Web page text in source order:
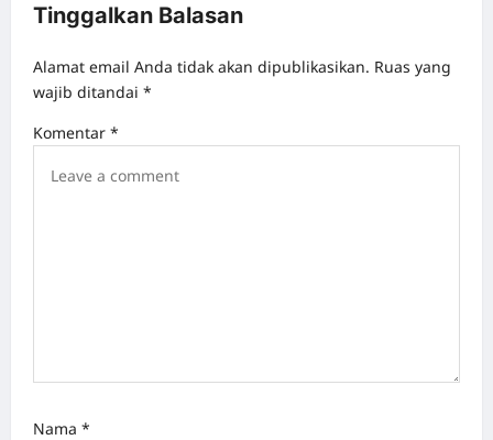
g
a
t
Tinggalkan Balasan
Alamat email Anda tidak akan dipublikasikan. Ruas yang
wajib ditandai *
Komentar *
Nama *